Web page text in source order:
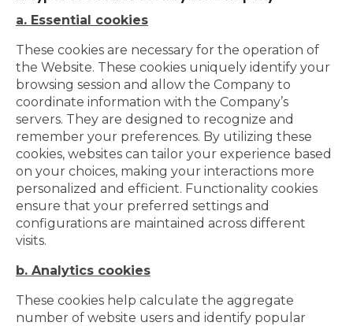
a. Essential cookies
These cookies are necessary for the operation of
the Website. These cookies uniquely identify your
browsing session and allow the Company to
coordinate information with the Company’s
servers. They are designed to recognize and
remember your preferences. By utilizing these
cookies, websites can tailor your experience based
on your choices, making your interactions more
personalized and efficient. Functionality cookies
ensure that your preferred settings and
configurations are maintained across different
visits.
b. Analytics cookies
These cookies help calculate the aggregate
number of website users and identify popular